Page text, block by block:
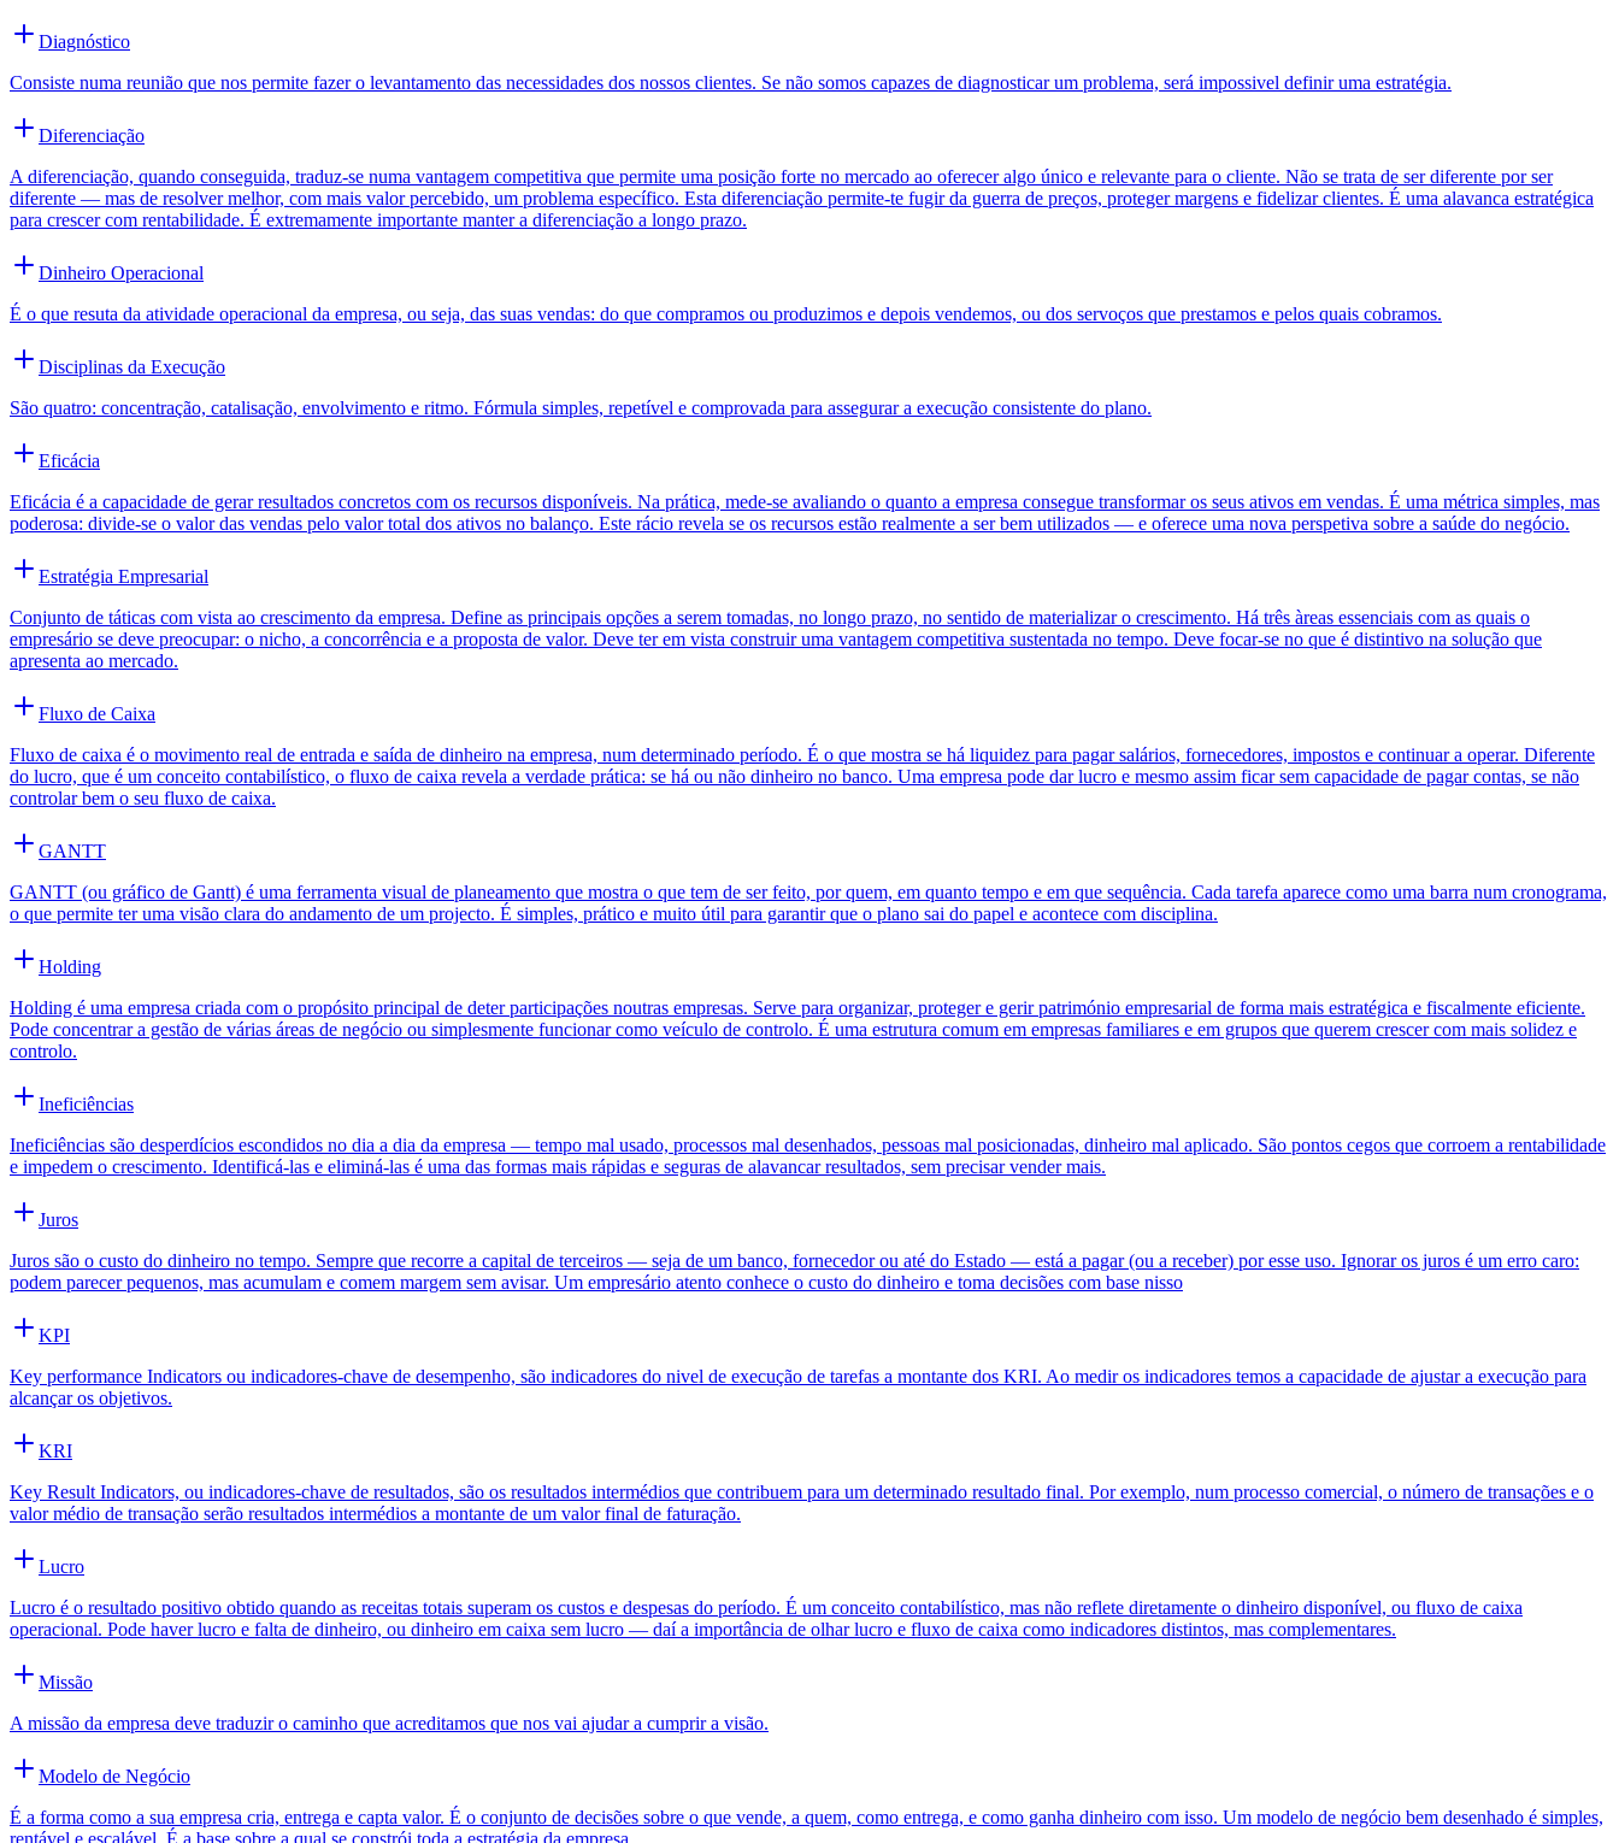
Diagnóstico
Consiste numa reunião que nos permite fazer o levantamento das necessidades dos nossos clientes. Se não somos capazes de diagnosticar um problema, será impossivel definir uma estratégia.
Diferenciação
A diferenciação, quando conseguida, traduz-se numa vantagem competitiva que permite uma posição forte no mercado ao oferecer algo único e relevante para o cliente. Não se trata de ser diferente por ser
diferente — mas de resolver melhor, com mais valor percebido, um problema específico. Esta diferenciação permite-te fugir da guerra de preços, proteger margens e fidelizar clientes. É uma alavanca estratégica
para crescer com rentabilidade. É extremamente importante manter a diferenciação a longo prazo.
Dinheiro Operacional
É o que resuta da atividade operacional da empresa, ou seja, das suas vendas: do que compramos ou produzimos e depois vendemos, ou dos servoços que prestamos e pelos quais cobramos.
Disciplinas da Execução
São quatro: concentração, catalisação, envolvimento e ritmo. Fórmula simples, repetível e comprovada para assegurar a execução consistente do plano.
Eficácia
Eficácia é a capacidade de gerar resultados concretos com os recursos disponíveis. Na prática, mede-se avaliando o quanto a empresa consegue transformar os seus ativos em vendas. É uma métrica simples, mas
poderosa: divide-se o valor das vendas pelo valor total dos ativos no balanço. Este rácio revela se os recursos estão realmente a ser bem utilizados — e oferece uma nova perspetiva sobre a saúde do negócio.
Estratégia Empresarial
Conjunto de táticas com vista ao crescimento da empresa. Define as principais opções a serem tomadas, no longo prazo, no sentido de materializar o crescimento. Há três àreas essenciais com as quais o
empresário se deve preocupar: o nicho, a concorrência e a proposta de valor. Deve ter em vista construir uma vantagem competitiva sustentada no tempo. Deve focar-se no que é distintivo na solução que
apresenta ao mercado.
Fluxo de Caixa
Fluxo de caixa é o movimento real de entrada e saída de dinheiro na empresa, num determinado período. É o que mostra se há liquidez para pagar salários, fornecedores, impostos e continuar a operar. Diferente
do lucro, que é um conceito contabilístico, o fluxo de caixa revela a verdade prática: se há ou não dinheiro no banco. Uma empresa pode dar lucro e mesmo assim ficar sem capacidade de pagar contas, se não
controlar bem o seu fluxo de caixa.
GANTT
GANTT (ou gráfico de Gantt) é uma ferramenta visual de planeamento que mostra o que tem de ser feito, por quem, em quanto tempo e em que sequência. Cada tarefa aparece como uma barra num cronograma,
o que permite ter uma visão clara do andamento de um projecto. É simples, prático e muito útil para garantir que o plano sai do papel e acontece com disciplina.
Holding
Holding é uma empresa criada com o propósito principal de deter participações noutras empresas. Serve para organizar, proteger e gerir património empresarial de forma mais estratégica e fiscalmente eficiente.
Pode concentrar a gestão de várias áreas de negócio ou simplesmente funcionar como veículo de controlo. É uma estrutura comum em empresas familiares e em grupos que querem crescer com mais solidez e
controlo.
Ineficiências
Ineficiências são desperdícios escondidos no dia a dia da empresa — tempo mal usado, processos mal desenhados, pessoas mal posicionadas, dinheiro mal aplicado. São pontos cegos que corroem a rentabilidade
e impedem o crescimento. Identificá-las e eliminá-las é uma das formas mais rápidas e seguras de alavancar resultados, sem precisar vender mais.
Juros
Juros são o custo do dinheiro no tempo. Sempre que recorre a capital de terceiros — seja de um banco, fornecedor ou até do Estado — está a pagar (ou a receber) por esse uso. Ignorar os juros é um erro caro:
podem parecer pequenos, mas acumulam e comem margem sem avisar. Um empresário atento conhece o custo do dinheiro e toma decisões com base nisso
KPI
Key performance Indicators ou indicadores-chave de desempenho, são indicadores do nivel de execução de tarefas a montante dos KRI. Ao medir os indicadores temos a capacidade de ajustar a execução para
alcançar os objetivos.
KRI
Key Result Indicators, ou indicadores-chave de resultados, são os resultados intermédios que contribuem para um determinado resultado final. Por exemplo, num processo comercial, o número de transações e o
valor médio de transação serão resultados intermédios a montante de um valor final de faturação.
Lucro
Lucro é o resultado positivo obtido quando as receitas totais superam os custos e despesas do período. É um conceito contabilístico, mas não reflete diretamente o dinheiro disponível, ou fluxo de caixa
operacional. Pode haver lucro e falta de dinheiro, ou dinheiro em caixa sem lucro — daí a importância de olhar lucro e fluxo de caixa como indicadores distintos, mas complementares.
Missão
A missão da empresa deve traduzir o caminho que acreditamos que nos vai ajudar a cumprir a visão.
Modelo de Negócio
É a forma como a sua empresa cria, entrega e capta valor. É o conjunto de decisões sobre o que vende, a quem, como entrega, e como ganha dinheiro com isso. Um modelo de negócio bem desenhado é simples,
rentável e escalável. É a base sobre a qual se constrói toda a estratégia da empresa.